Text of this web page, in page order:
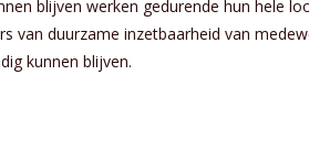
blijven werken gedurende hun hele
van duurzame inzetbaarheid van
kunnen blijven.